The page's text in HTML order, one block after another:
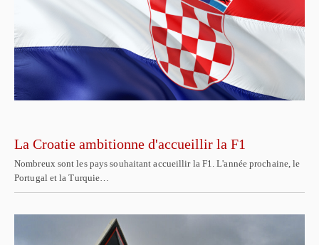
La Croatie ambitionne d'accueillir la F1
Nombreux sont les pays souhaitant accueillir la F1. L'année prochaine, le
Portugal et la Turquie…